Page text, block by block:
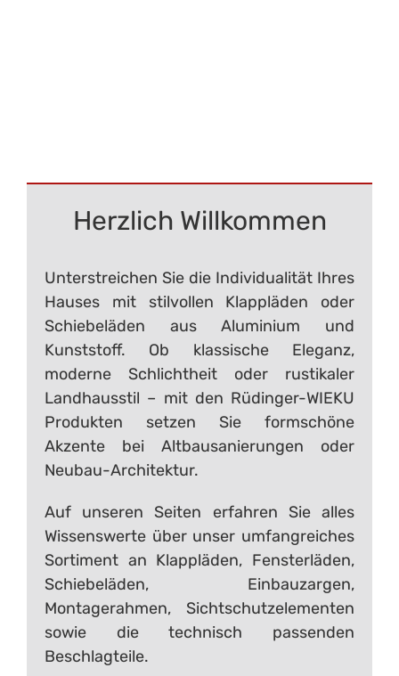
Herzlich Willkommen
Unterstreichen Sie die Individualität Ihres
Hauses mit stilvollen Klappläden oder
Schiebeläden aus Aluminium und
Kunststoff. Ob klassische Eleganz,
moderne Schlichtheit oder rustikaler
Landhausstil – mit den Rüdinger-WIEKU
Produkten setzen Sie formschöne
Akzente bei Altbausanierungen oder
Neubau-Architektur.
Auf unseren Seiten erfahren Sie alles
Wissenswerte über unser umfangreiches
Sortiment an Klappläden, Fensterläden,
Schiebeläden, Einbauzargen,
Montagerahmen, Sichtschutzelementen
sowie die technisch passenden
Beschlagteile.